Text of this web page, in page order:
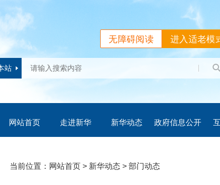
进入适老模
无障碍阅读
站
网站首页 走进新华 新华动态 政府信息公开
当前位置： 网站首页 > 新华动态 > 部门动态